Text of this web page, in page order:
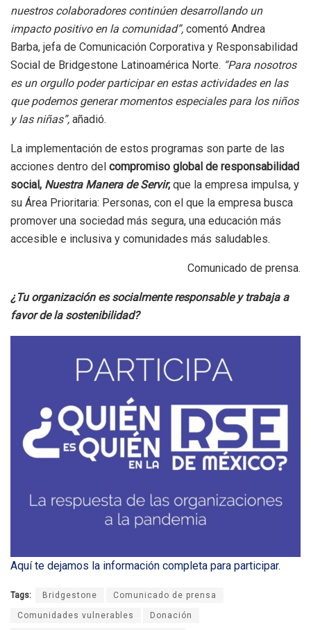
nuestros colaboradores continúen desarrollando un
impacto positivo en la comunidad”, comentó Andrea
Barba, jefa de Comunicación Corporativa y Responsabilidad
Social de Bridgestone Latinoamérica Norte. “Para nosotros
es un orgullo poder participar en estas actividades en las
que podemos generar momentos especiales para los niños
y las niñas”, añadió.
La implementación de estos programas son parte de las
acciones dentro del compromiso global de responsabilidad
social, Nuestra Manera de Servir, que la empresa impulsa, y
su Área Prioritaria: Personas, con el que la empresa busca
promover una sociedad más segura, una educación más
accesible e inclusiva y comunidades más saludables.
Comunicado de prensa.
¿Tu organización es socialmente responsable y trabaja a
favor de la sostenibilidad?
Aquí te dejamos la información completa para participar.
Tags: Bridgestone Comunicado de prensa
Comunidades vulnerables Donación